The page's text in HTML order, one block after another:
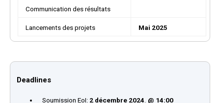
Communication des résultats
Lancements des projets Mai 2025
Deadlines
Soumission EoI: 2 décembre 2024 @ 14:00